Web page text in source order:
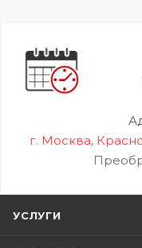
г. Москва,
УСЛУГИ